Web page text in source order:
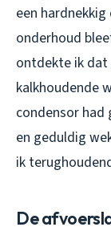
een
onderhoud
ontdekte ik dat
kalkhoudende
condensor had
en geduldig
ik
De